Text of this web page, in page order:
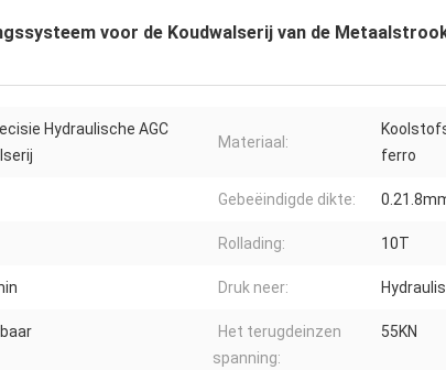
voor de Koudwalserij van de
Hydraulische AGC
Materiaal:
ferro
Gebeëindigde dikte:
Rollading: 10T
Druk neer:
Het terugdeinzen
spanning:
55KN